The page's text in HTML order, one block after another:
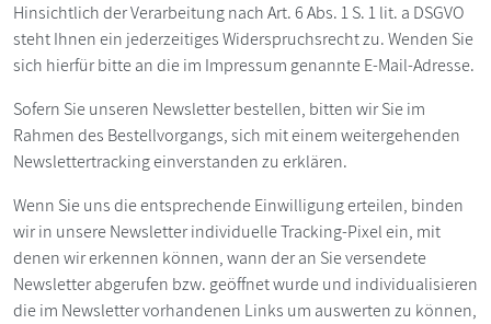
Hinsichtlich der Verarbeitung nach Art. 6 Abs. 1 S. 1 lit. a DSGVO
steht Ihnen ein jederzeitiges Widerspruchsrecht zu. Wenden Sie
sich hierfür bitte an die im Impressum genannte E-Mail-Adresse.
Sofern Sie unseren Newsletter bestellen, bitten wir Sie im
Rahmen des Bestellvorgangs, sich mit einem weitergehenden
Newslettertracking einverstanden zu erklären.
Wenn Sie uns die entsprechende Einwilligung erteilen, binden
wir in unsere Newsletter individuelle Tracking-Pixel ein, mit
denen wir erkennen können, wann der an Sie versendete
Newsletter abgerufen bzw. geöffnet wurde und individualisieren
die im Newsletter vorhandenen Links um auswerten zu können,